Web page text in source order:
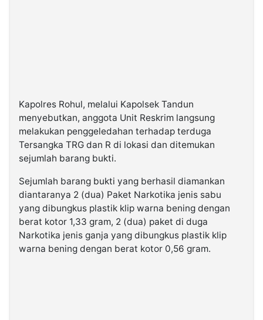
Kapolres Rohul, melalui Kapolsek Tandun
menyebutkan, anggota Unit Reskrim langsung
melakukan penggeledahan terhadap terduga
Tersangka TRG dan R di lokasi dan ditemukan
sejumlah barang bukti.
Sejumlah barang bukti yang berhasil diamankan
diantaranya 2 (dua) Paket Narkotika jenis sabu
yang dibungkus plastik klip warna bening dengan
berat kotor 1,33 gram, 2 (dua) paket di duga
Narkotika jenis ganja yang dibungkus plastik klip
warna bening dengan berat kotor 0,56 gram.